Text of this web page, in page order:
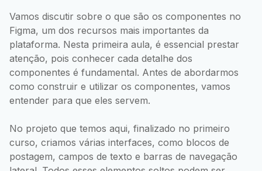
Vamos discutir sobre o que são os componentes no
Figma, um dos recursos mais importantes da
plataforma. Nesta primeira aula, é essencial prestar
atenção, pois conhecer cada detalhe dos
componentes é fundamental. Antes de abordarmos
como construir e utilizar os componentes, vamos
entender para que eles servem.
No projeto que temos aqui, finalizado no primeiro
curso, criamos várias interfaces, como blocos de
postagem, campos de texto e barras de navegação